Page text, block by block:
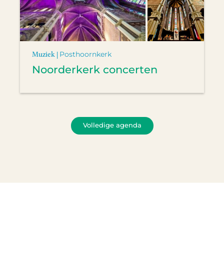
Muziek | Posthoornkerk
Noorderkerk concerten
Volledige agenda